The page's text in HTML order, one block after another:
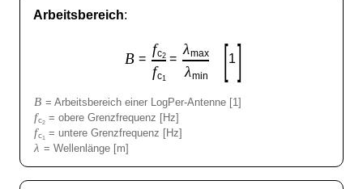
Arbeitsbereich:
B =
fc2
fc1
=
λmax
λmin [1]
B = Arbeitsbereich einer LogPer-Antenne [1]
fc2 = obere Grenzfrequenz [Hz]
fc1 = untere Grenzfrequenz [Hz]
λ = Wellenlänge [m]